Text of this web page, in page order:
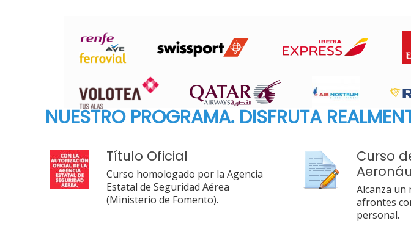
NUESTRO PROGRAMA. DISFRUTA
Título Oficial
Curso homologado por la Agencia
Estatal de Seguridad Aérea
(Ministerio de Fomento).
Curso
Alcanza un
afrontes
personal.